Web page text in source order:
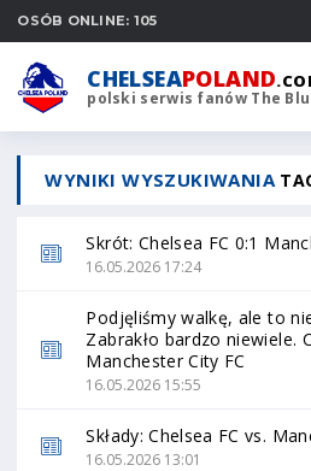
OSÓB ONLINE: 105
CHELSEAPOLAND
polski serwis fanów The
WYNIKI WYSZUKIWANIA
Skrót: Chelsea FC 0:1
16.05.2026 17:24
Podjęliśmy walkę, ale to
Zabrakło bardzo niewiele.
Manchester City FC
16.05.2026 15:55
Składy: Chelsea FC vs.
16.05.2026 13:01